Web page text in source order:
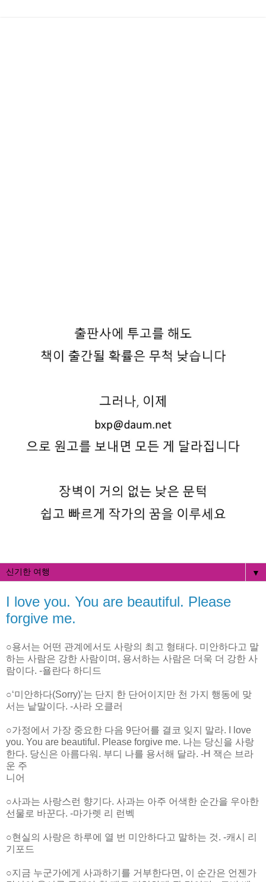
▼
I love you. You are beautiful. Please
forgive me.
○용서는 어떤 관계에서도 사랑의 최고 형태다. 미안하다고 말
하는 사람은 강한 사람이며, 용서하는 사람은 더욱 더 강한 사
람이다. -욜란다 하디드
○‘미안하다(Sorry)’는 단지 한 단어이지만 천 가지 행동에 맞
서는 낱말이다. -사라 오클러
○가정에서 가장 중요한 다음 9단어를 결코 잊지 말라. I love
you. You are beautiful. Please forgive me. 나는 당신을 사랑
한다. 당신은 아름다워. 부디 나를 용서해 달라. -H 잭슨 브라
운 주
니어
○사과는 사랑스런 향기다. 사과는 아주 어색한 순간을 우아한
선물로 바꾼다. -마가렛 리 런벡
○현실의 사랑은 하루에 열 번 미안하다고 말하는 것. -캐시 리
기포드
○지금 누군가에게 사과하기를 거부한다면, 이 순간은 언젠가